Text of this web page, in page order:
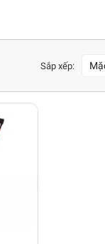
Sắp xếp: